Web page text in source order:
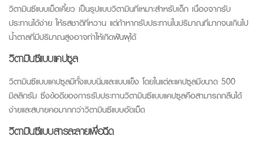
วิตามินซีแบบเม็ดเคี้ยว เป็นรูปแบบวิตามินที่เหมาะสำหรับเด็ก เนื่องจากรับ
ประทานได้ง่าย ให้รสชาติที่หวาน แต่ถ้าหากรับประทานในปริมาณที่มากจนเกินไป
น้ำตาลที่มีปริมาณสูงอาจทำให้เกิดฟันผุได้
วิตามินซีแบบแคปซูล
วิตามินซีแบบแคปซูลมีทั้งแบบนิ่มและแบบแข็ง โดยในแต่ละแคปซูลมีขนาด 500
มิลลิกรัม ซึ่งข้อดีของการรับประทานวิตามินซีแบบแคปซูลคือสามารถกลืนได้
ง่ายและสบายคอมากกว่าวิตามินซีแบบอัดเม็ด
วิตามินซีแบบสารละลายเพื่อฉีด